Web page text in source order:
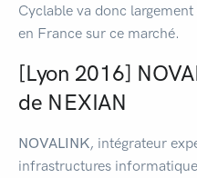
Cyclable va donc
en France sur ce marché.
[Lyon 2016]
de NEXIAN
NOVALINK, intégrateur
infrastructures